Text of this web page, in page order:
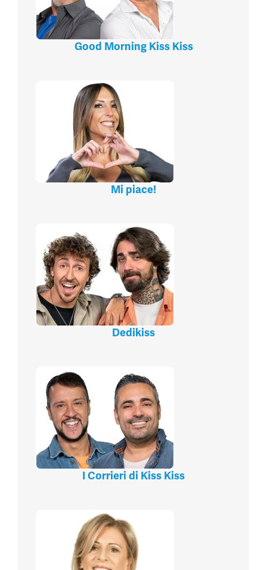
Good Morning Kiss Kiss
Mi piace!
Dedikiss
I Corrieri di Kiss Kiss